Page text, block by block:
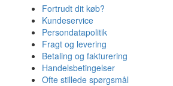
Fortrudt dit køb?
Kundeservice
Persondatapolitik
Fragt og levering
Betaling og fakturering
Handelsbetingelser
Ofte stillede spørgsmål